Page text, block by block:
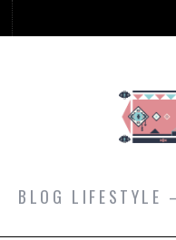
BLOG LIFESTYLE